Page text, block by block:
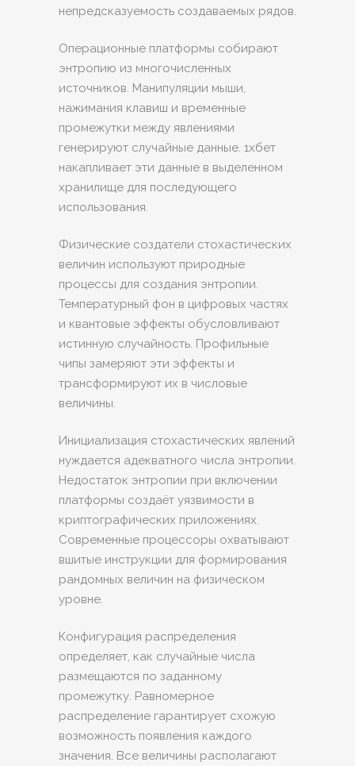
непредсказуемость создаваемых рядов.
Операционные платформы собирают
энтропию из многочисленных
источников. Манипуляции мыши,
нажимания клавиш и временные
промежутки между явлениями
генерируют случайные данные. 1хбет
накапливает эти данные в выделенном
хранилище для последующего
использования.
Физические создатели стохастических
величин используют природные
процессы для создания энтропии.
Температурный фон в цифровых частях
и квантовые эффекты обусловливают
истинную случайность. Профильные
чипы замеряют эти эффекты и
трансформируют их в числовые
величины.
Инициализация стохастических явлений
нуждается адекватного числа энтропии.
Недостаток энтропии при включении
платформы создаёт уязвимости в
криптографических приложениях.
Современные процессоры охватывают
вшитые инструкции для формирования
рандомных величин на физическом
уровне.
Конфигурация распределения
определяет, как случайные числа
размещаются по заданному
промежутку. Равномерное
распределение гарантирует схожую
возможность появления каждого
значения. Все величины располагают